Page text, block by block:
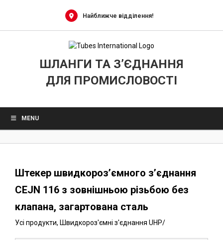
Найближче відділення!
ШЛАНГИ ТА З’ЄДНАННЯ
ДЛЯ ПРОМИСЛОВОСТІ
MENU
Штекер швидкороз’ємного з’єднання
CEJN 116 з зовнішньою різьбою без
клапана, загартована сталь
Усі продукти, Швидкороз'ємні з'єднання UHP/